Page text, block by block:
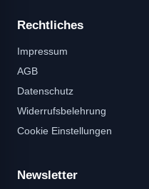
Rechtliches
Impressum
AGB
Datenschutz
Widerrufsbelehrung
Cookie Einstellungen
Newsletter